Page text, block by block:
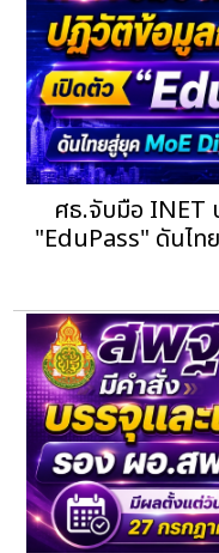
ศธ.จับมือ INET
"EduPass" ดันไ